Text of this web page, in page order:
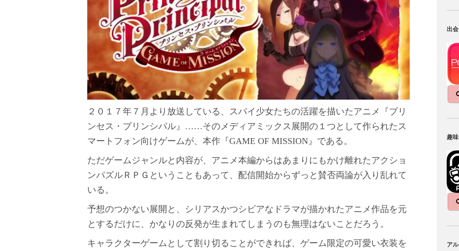
２０１７年７月より放送している、スパイ少女たちの活躍を描いたアニメ『プリ
ンセス・プリンシパル』……そのメディアミックス展開の１つとして作られたス
マートフォン向けゲームが、本作『GAME OF MISSION』である。
ただゲームジャンルと内容が、アニメ本編からはあまりにもかけ離れたアクショ
ンパズルＲＰＧということもあって、配信開始からずっと賛否両論が入り乱れて
いる。
予想のつかない展開と、シリアスかつシビアなドラマが描かれたアニメ作品を元
とするだけに、かなりの反発が生まれてしまうのも無理はないことだろう。
キャラクターゲームとして割り切ることができれば、ゲーム限定の可愛い衣装を
出
趣味
ア